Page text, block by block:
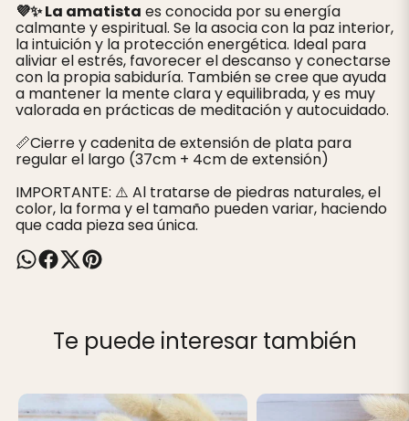
💜✨ La amatista es conocida por su energía
calmante y espiritual. Se la asocia con la paz interior,
la intuición y la protección energética. Ideal para
aliviar el estrés, favorecer el descanso y conectarse
con la propia sabiduría. También se cree que ayuda
a mantener la mente clara y equilibrada, y es muy
valorada en prácticas de meditación y autocuidado.
📏Cierre y cadenita de extensión de plata para
regular el largo (37cm + 4cm de extensión)
IMPORTANTE: ⚠️ Al tratarse de piedras naturales, el
color, la forma y el tamaño pueden variar, haciendo
que cada pieza sea única.
Te puede interesar también